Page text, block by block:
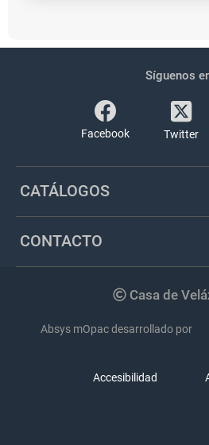
Síguenos
Facebook Twitter
CATÁLOGOS
CONTACTO
Casa de
Absys mOpac desarrollado por
Accesibilidad